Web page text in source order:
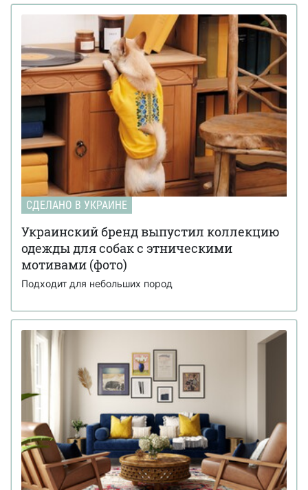
СДЕЛАНО В УКРАИНЕ
Украинский бренд выпустил коллекцию
одежды для собак с этническими
мотивами (фото)
Подходит для небольших пород